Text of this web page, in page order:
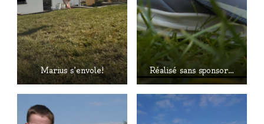
Marius s’envole! Réalisé sans sponsor…